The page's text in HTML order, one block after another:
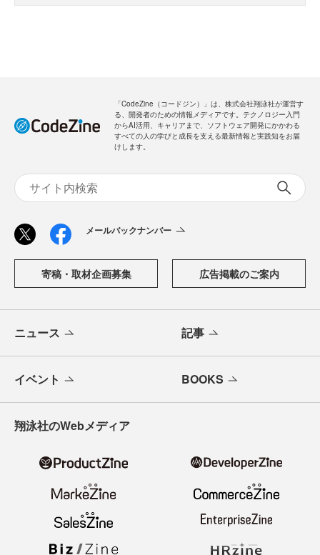
「CodeZine（コードジン）」は、株式会社翔泳社が運営す
る、開発者のための情報メディアです。テクノロジー入門
からAI活用、キャリアまで、ソフトウェア開発にかかわる
すべての人の学びと成長を支える最新情報と実践知をお届
けします。
メールバックナンバー
寄稿・取材企画募集 広告掲載のご案内
ニュース 記事
イベント BOOKS
翔泳社のWebメディア